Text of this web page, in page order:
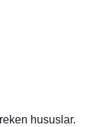
hususlar.